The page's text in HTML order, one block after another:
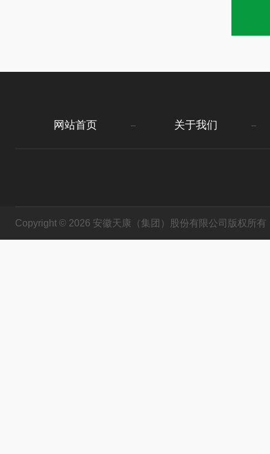
网站首页 关于我们
Copyright © 2026 安徽天康（集团）股份有限公司版权所有